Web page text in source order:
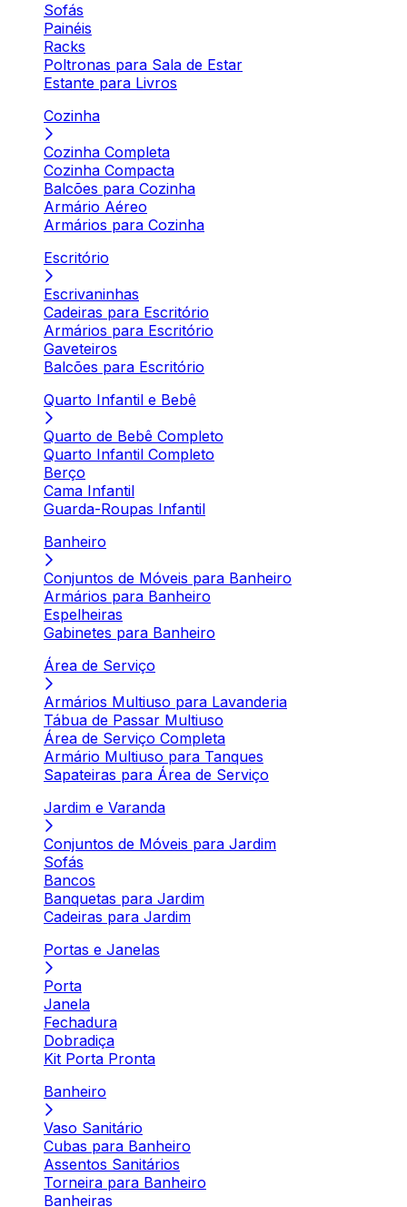
Sofás
Painéis
Racks
Poltronas para Sala de Estar
Estante para Livros
Cozinha
Cozinha Completa
Cozinha Compacta
Balcões para Cozinha
Armário Aéreo
Armários para Cozinha
Escritório
Escrivaninhas
Cadeiras para Escritório
Armários para Escritório
Gaveteiros
Balcões para Escritório
Quarto Infantil e Bebê
Quarto de Bebê Completo
Quarto Infantil Completo
Berço
Cama Infantil
Guarda-Roupas Infantil
Banheiro
Conjuntos de Móveis para Banheiro
Armários para Banheiro
Espelheiras
Gabinetes para Banheiro
Área de Serviço
Armários Multiuso para Lavanderia
Tábua de Passar Multiuso
Área de Serviço Completa
Armário Multiuso para Tanques
Sapateiras para Área de Serviço
Jardim e Varanda
Conjuntos de Móveis para Jardim
Sofás
Bancos
Banquetas para Jardim
Cadeiras para Jardim
Portas e Janelas
Porta
Janela
Fechadura
Dobradiça
Kit Porta Pronta
Banheiro
Vaso Sanitário
Cubas para Banheiro
Assentos Sanitários
Torneira para Banheiro
Banheiras